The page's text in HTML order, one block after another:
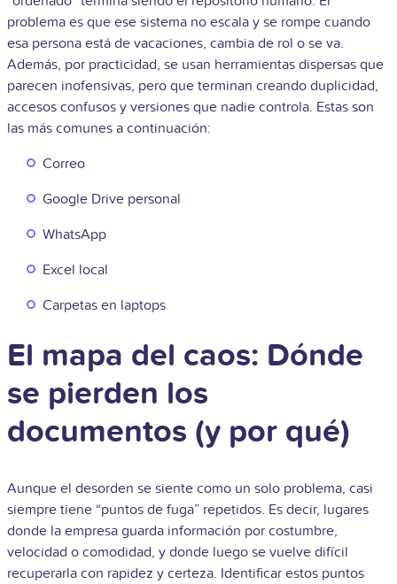
problema es que ese sistema no escala y se rompe cuando
esa persona está de vacaciones, cambia de rol o se va.
Además, por practicidad, se usan herramientas dispersas que
parecen inofensivas, pero que terminan creando duplicidad,
accesos confusos y versiones que nadie controla. Estas son
las más comunes a continuación:
Correo
Google Drive personal
WhatsApp
Excel local
Carpetas en laptops
El mapa del caos: Dónde
se pierden los
documentos (y por qué)
Aunque el desorden se siente como un solo problema, casi
siempre tiene “puntos de fuga” repetidos. Es decir, lugares
donde la empresa guarda información por costumbre,
velocidad o comodidad, y donde luego se vuelve difícil
recuperarla con rapidez y certeza. Identificar estos puntos